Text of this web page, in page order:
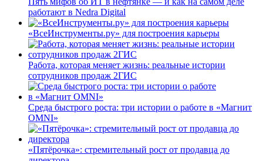
работают в Nedra Digital
«ВсеИнструменты.ру» для построения карьеры
Работа, которая меняет жизнь: реальные истории
сотрудников продаж 2ГИС
Среда быстрого роста: три истории о работе в «Магнит
OMNI»
«Пятёрочка»: стремительный рост от продавца до